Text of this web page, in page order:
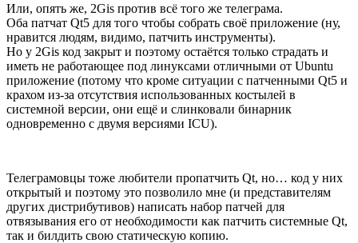
Или, опять же, 2Gis против всё того же телеграма.
Оба патчат Qt5 для того чтобы собрать своё приложение (ну,
нравится людям, видимо, патчить инструменты).
Но у 2Gis код закрыт и поэтому остаётся только страдать и
иметь не работающее под линуксами отличными от Ubuntu
приложение (потому что кроме ситуации с патченными Qt5 и
крахом из-за отсутствия использованных костылей в
системной версии, они ещё и слинковали бинарник
одновременно с двумя версиями ICU).
Телеграмовцы тоже любители пропатчить Qt, но… код у них
открытый и поэтому это позволило мне (и представителям
других дистрибутивов) написать набор патчей для
отвязывания его от необходимости как патчить системные Qt,
так и билдить свою статическую копию.